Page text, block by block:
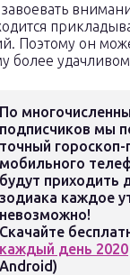
Поэтому он
более
По
подписчиков мы
точный
мобильного
будут приходить
зодиака каждое
невозможно!
Скачайте
каждый день 2020
Android)